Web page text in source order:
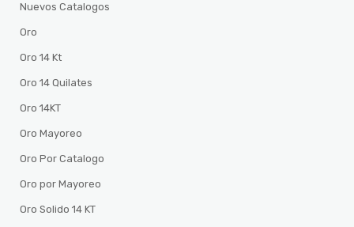
Nuevos Catalogos
Oro
Oro 14 Kt
Oro 14 Quilates
Oro 14KT
Oro Mayoreo
Oro Por Catalogo
Oro por Mayoreo
Oro Solido 14 KT